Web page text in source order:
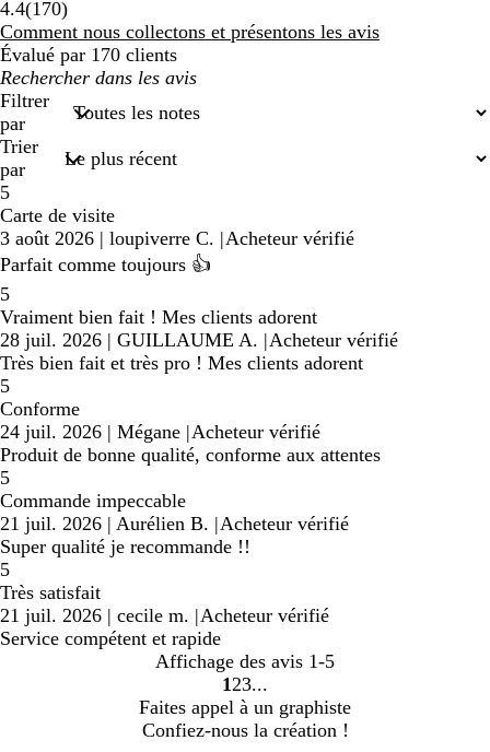
4.4(170170
avis
)
Comment nous collectons et présentons les avis
Évalué par 170 clients
Mes
recherches
saisies
Filtrer
par
Trier
par
5
Carte de visite
3 août 2026 | loupiverre C. |Acheteur vérifié
Parfait comme toujours 👍
5
Vraiment bien fait ! Mes clients adorent
28 juil. 2026 | GUILLAUME A. |Acheteur vérifié
Très bien fait et très pro ! Mes clients adorent
5
Conforme
24 juil. 2026 | Mégane |Acheteur vérifié
Produit de bonne qualité, conforme aux attentes
5
Commande impeccable
21 juil. 2026 | Aurélien B. |Acheteur vérifié
Super qualité je recommande !!
5
Très satisfait
21 juil. 2026 | cecile m. |Acheteur vérifié
Service compétent et rapide
Affichage des avis 1-5
Accéder
à
la
1 Accéder
à
la
2 Accéder
à
la
3
Faites appel à un graphiste
Confiez-nous la création !